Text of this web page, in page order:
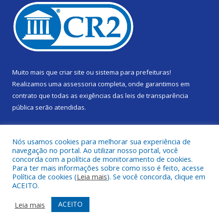
Muito mais que criar site ou sistema para prefeituras!
Realizamos uma assessoria completa, onde garantimos em
contrato que todas as exigências das leis de transparência
pública serão atendidas.
Todos os direitos reservados a Câmara Municipal de Gurupá.
Mapa do Site
Acessar Área Administrativa
Nós usamos cookies para melhorar sua experiência de
navegação no portal. Ao utilizar nosso portal, você
concorda com a política de monitoramento de cookies.
Para ter mais informações sobre como isso é feito, acesse
Política de cookies (Leia mais). Se você concorda, clique em
ACEITO.
Leia mais
ACEITO